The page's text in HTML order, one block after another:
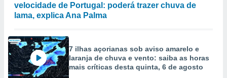
através
velocidade de Portugal: poderá trazer chuva de
lama, explica Ana Palma
7 ilhas açorianas sob aviso amarelo e
laranja de chuva e vento: saiba as horas
mais críticas desta quinta, 6 de agosto